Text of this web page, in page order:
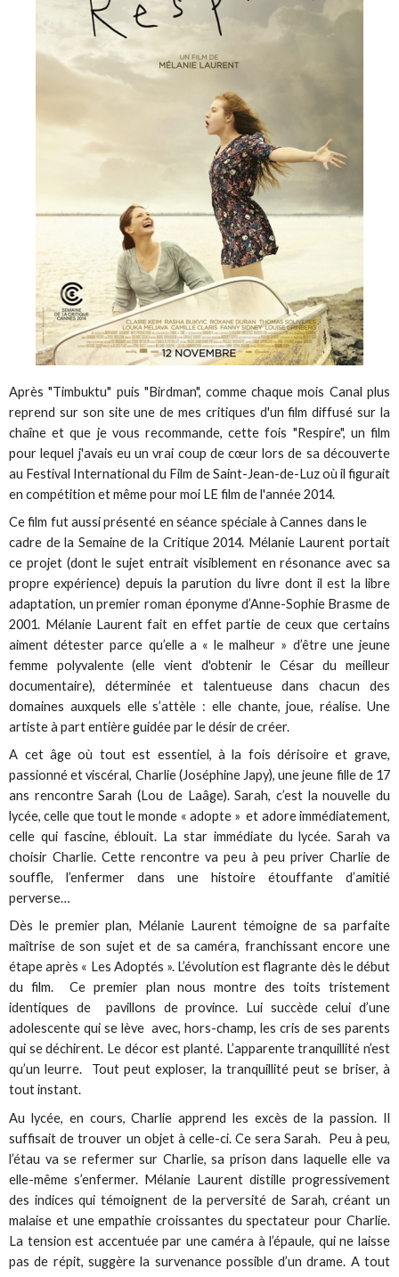
Après "Timbuktu" puis "Birdman", comme chaque mois Canal plus
reprend sur son site une de mes critiques d'un film diffusé sur la
chaîne et que je vous recommande, cette fois "Respire", un film
pour lequel j'avais eu un vrai coup de cœur lors de sa découverte
au Festival International du Film de Saint-Jean-de-Luz où il figurait
en compétition et même pour moi LE film de l'année 2014.
Ce film fut aussi présenté en séance spéciale à Cannes dans le
cadre de la Semaine de la Critique 2014. Mélanie Laurent portait
ce projet (dont le sujet entrait visiblement en résonance avec sa
propre expérience) depuis la parution du livre dont il est la libre
adaptation, un premier roman éponyme d’Anne-Sophie Brasme de
2001. Mélanie Laurent fait en effet partie de ceux que certains
aiment détester parce qu’elle a « le malheur » d’être une jeune
femme polyvalente (elle vient d'obtenir le César du meilleur
documentaire), déterminée et talentueuse dans chacun des
domaines auxquels elle s’attèle : elle chante, joue, réalise. Une
artiste à part entière guidée par le désir de créer.
A cet âge où tout est essentiel, à la fois dérisoire et grave,
passionné et viscéral, Charlie (Joséphine Japy), une jeune fille de 17
ans rencontre Sarah (Lou de Laâge). Sarah, c’est la nouvelle du
lycée, celle que tout le monde « adopte » et adore immédiatement,
celle qui fascine, éblouit. La star immédiate du lycée. Sarah va
choisir Charlie. Cette rencontre va peu à peu priver Charlie de
souffle, l’enfermer dans une histoire étouffante d’amitié
perverse…
Dès le premier plan, Mélanie Laurent témoigne de sa parfaite
maîtrise de son sujet et de sa caméra, franchissant encore une
étape après « Les Adoptés ». L’évolution est flagrante dès le début
du film. Ce premier plan nous montre des toits tristement
identiques de pavillons de province. Lui succède celui d’une
adolescente qui se lève avec, hors-champ, les cris de ses parents
qui se déchirent. Le décor est planté. L’apparente tranquillité n’est
qu’un leurre. Tout peut exploser, la tranquillité peut se briser, à
tout instant.
Au lycée, en cours, Charlie apprend les excès de la passion. Il
suffisait de trouver un objet à celle-ci. Ce sera Sarah. Peu à peu,
l’étau va se refermer sur Charlie, sa prison dans laquelle elle va
elle-même s’enfermer. Mélanie Laurent distille progressivement
des indices qui témoignent de la perversité de Sarah, créant un
malaise et une empathie croissantes du spectateur pour Charlie.
La tension est accentuée par une caméra à l’épaule, qui ne laisse
pas de répit, suggère la survenance possible d’un drame. A tout